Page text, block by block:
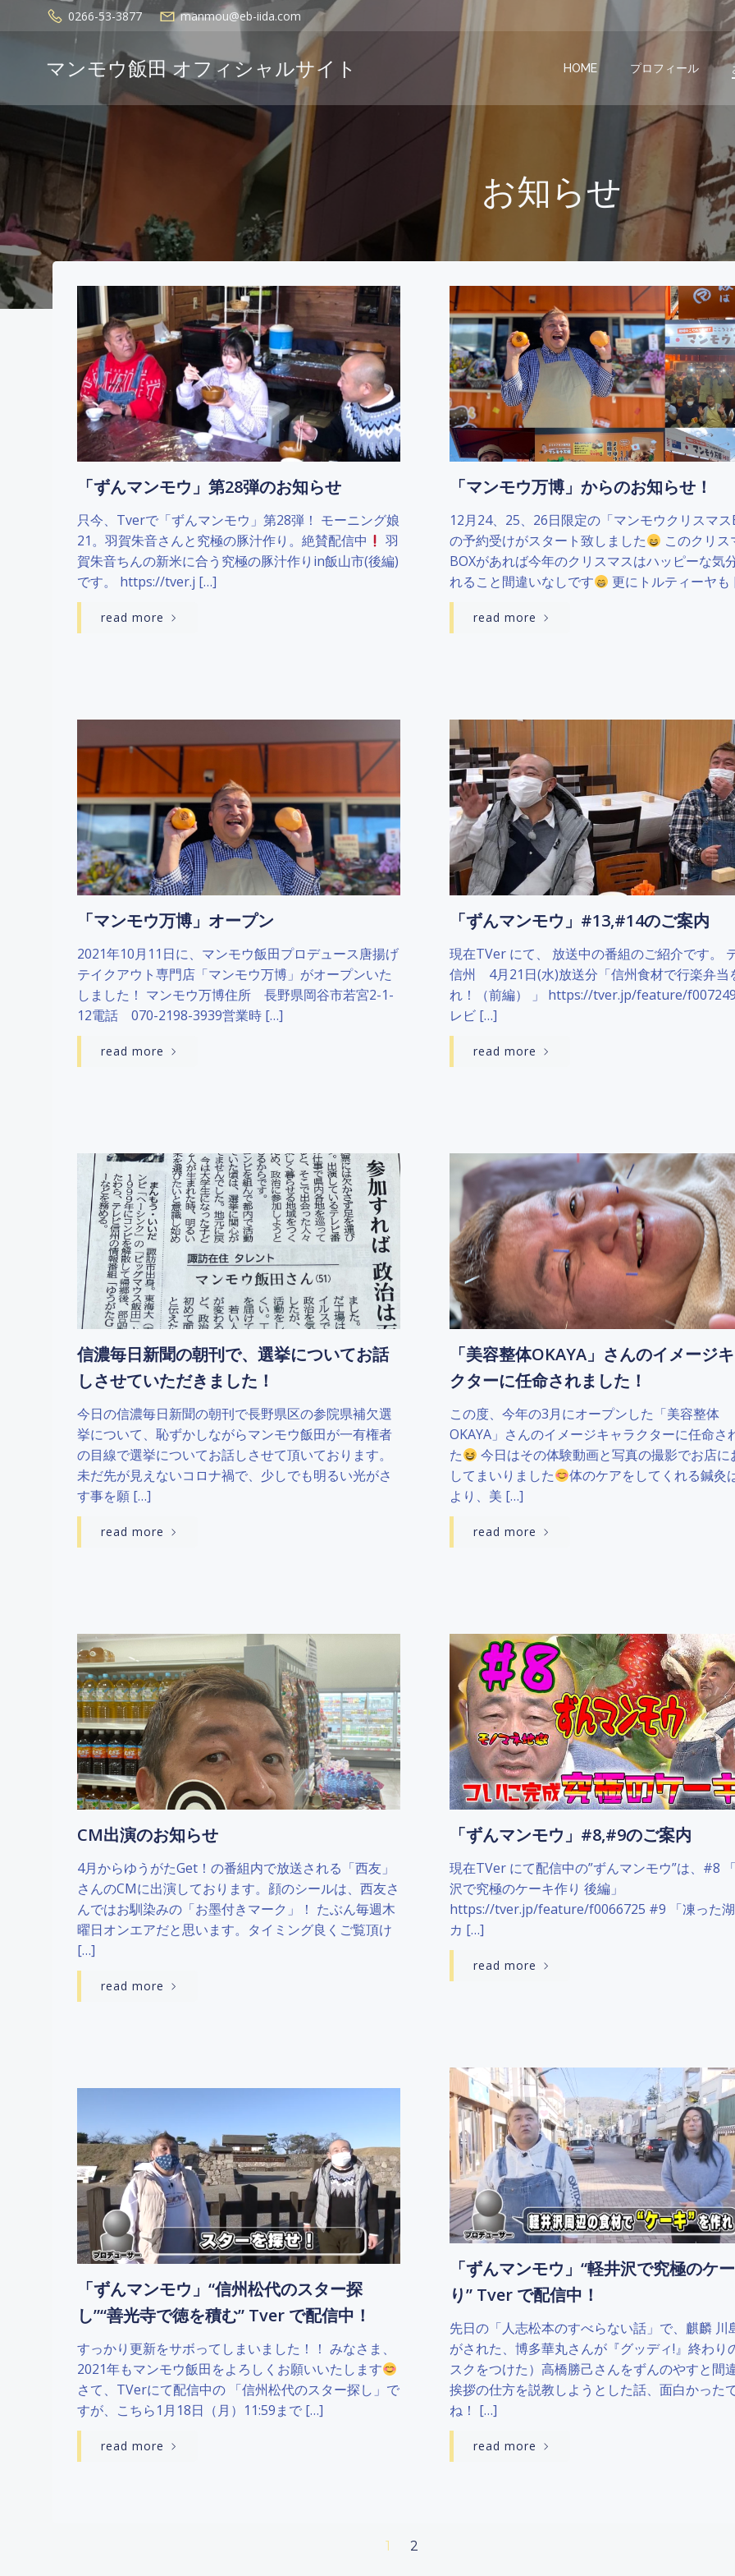
ン
へ
0266-53-3877 manmou@eb-iida.com
マンモウ飯田 オフィシャルサイト HOME プロフィール
お知らせ
「ずんマンモウ」第28弾のお知らせ
只今、Tverで「ずんマンモウ」第28弾！ モーニング娘
21。羽賀朱音さんと究極の豚汁作り。絶賛配信中
羽
賀朱音ちんの新米に合う究極の豚汁作りin飯山市(後編)
です。 https://tver.j […]
read more
「マンモウ万博」からのお知らせ！
12月24、25、26日限定の「マンモウクリスマス
の予約受けがスタート致しました
このクリス
BOXがあれば今年のクリスマスはハッピーな気
れること間違いなしです
更にトルティーヤ
read more
「マンモウ万博」オープン
2021年10月11日に、マンモウ飯田プロデュース唐揚げ
テイクアウト専門店「マンモウ万博」がオープンいた
しました！ マンモウ万博住所 長野県岡谷市若宮2-1-
12電話 070-2198-3939営業時 […]
read more
「ずんマンモウ」#13,#14のご案内
現在TVer にて、 放送中の番組のご紹介です。
信州 4月21日(水)放送分「信州食材で行楽弁当
れ！（前編） 」 https://tver.jp/feature/
レビ […]
read more
信濃毎日新聞の朝刊で、選挙についてお話
しさせていただきました！
今日の信濃毎日新聞の朝刊で長野県区の参院県補欠選
挙について、恥ずかしながらマンモウ飯田が一有権者
の目線で選挙についてお話しさせて頂いております。
未だ先が見えないコロナ禍で、少しでも明るい光がさ
す事を願 […]
read more
「美容整体OKAYA」さんのイメージ
クターに任命されました！
この度、今年の3月にオープンした「美容整体
OKAYA」さんのイメージキャラクターに任命さ
た
今日はその体験動画と写真の撮影でお店に
してまいりました
体のケアをしてくれる鍼灸
より、美 […]
read more
CM出演のお知らせ
4月からゆうがたGet！の番組内で放送される「西友」
さんのCMに出演しております。顔のシールは、西友さ
んではお馴染みの「お墨付きマーク」！ たぶん毎週木
曜日オンエアだと思います。タイミング良くご覧頂け
[…]
read more
「ずんマンモウ」#8,#9のご案内
現在TVer にて配信中の”ずんマンモウ”は、#8
沢で究極のケーキ作り 後編」
https://tver.jp/feature/f0066725 #9 「凍った
カ […]
read more
「ずんマンモウ」“軽井沢で究極のケ
り” Tver で配信中！
先日の「人志松本のすべらない話」で、麒麟 川
がされた、博多華丸さんが『グッディ!』終わり
スクをつけた）高橋勝己さんをずんのやすと間
挨拶の仕方を説教しようとした話、面白かった
ね！ […]
read more
「ずんマンモウ」“信州松代のスター探
し”“善光寺で徳を積む” Tver で配信中！
すっかり更新をサボってしまいました！！ みなさま、
2021年もマンモウ飯田をよろしくお願いいたします
さて、TVerにて配信中の 「信州松代のスター探し」で
すが、こちら1月18日（月）11:59まで […]
read more
Page
1 Page
2